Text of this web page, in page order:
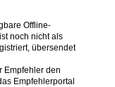
Offline-
noch nicht als
übersendet
Empfehler den
Empfehlerportal